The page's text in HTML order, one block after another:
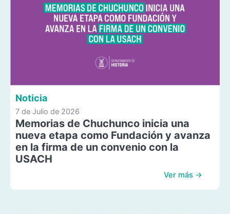
Noticia
7 de Julio de 2026
Memorias de Chuchunco inicia una
nueva etapa como Fundación y avanza
en la firma de un convenio con la
USACH
Ver más →